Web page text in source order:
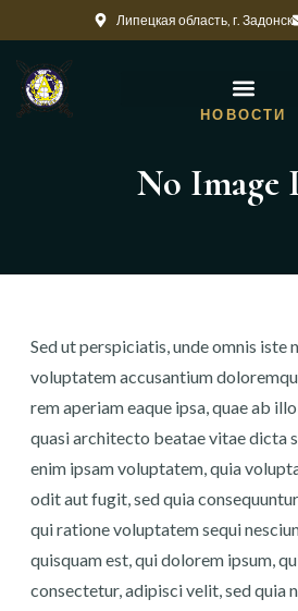
Липецкая область, г. Задонск
НОВОСТИ
No Image
Sed ut perspiciatis, unde omnis iste
voluptatem accusantium
rem aperiam eaque ipsa, quae ab
quasi architecto beatae vitae dicta
enim ipsam voluptatem, quia
odit aut fugit, sed quia
qui ratione voluptatem sequi
quisquam est, qui dolorem ipsum,
consectetur, adipisci velit, sed quia